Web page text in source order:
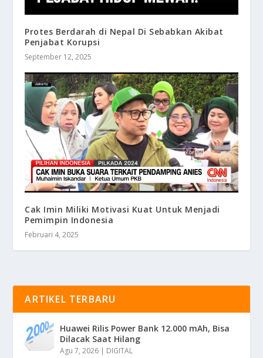
Protes Berdarah di Nepal Di Sebabkan Akibat
Penjabat Korupsi
September 12, 2025
Cak Imin Miliki Motivasi Kuat Untuk Menjadi
Pemimpin Indonesia
Februari 4, 2025
ARTIKEL TERBARU
Huawei Rilis Power Bank 12.000 mAh, Bisa
Dilacak Saat Hilang
Agu 7, 2026 | DIGITAL